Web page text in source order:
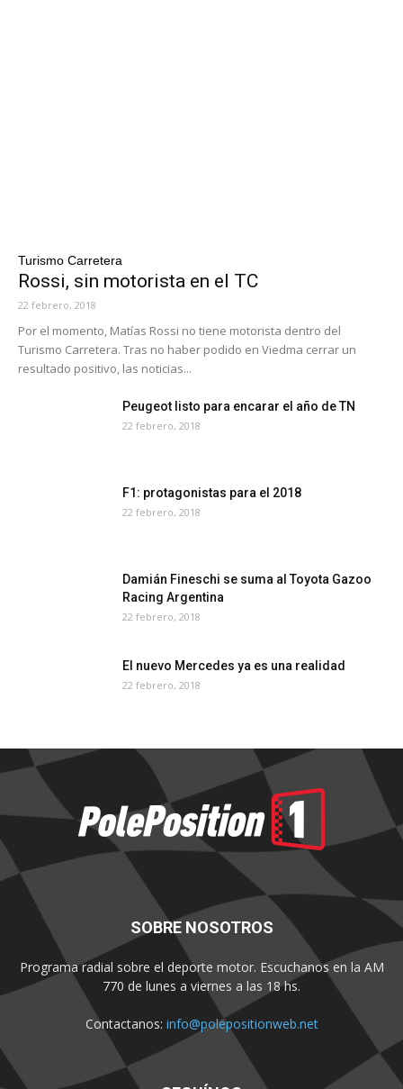
Turismo Carretera
Rossi, sin motorista en el TC
22 febrero, 2018
Por el momento, Matías Rossi no tiene motorista dentro del
Turismo Carretera. Tras no haber podido en Viedma cerrar un
resultado positivo, las noticias...
Peugeot listo para encarar el año de TN
22 febrero, 2018
F1: protagonistas para el 2018
22 febrero, 2018
Damián Fineschi se suma al Toyota Gazoo
Racing Argentina
22 febrero, 2018
El nuevo Mercedes ya es una realidad
22 febrero, 2018
SOBRE NOSOTROS
Programa radial sobre el deporte motor. Escuchanos en la AM
770 de lunes a viernes a las 18 hs.
Contactanos: info@polepositionweb.net